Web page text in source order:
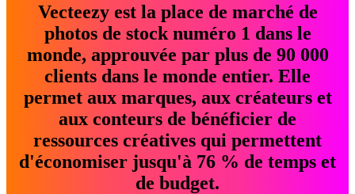
Vecteezy est la place de marché de
photos de stock numéro 1 dans le
monde, approuvée par plus de 90 000
clients dans le monde entier. Elle
permet aux marques, aux créateurs et
aux conteurs de bénéficier de
ressources créatives qui permettent
d'économiser jusqu'à 76 % de temps et
de budget.